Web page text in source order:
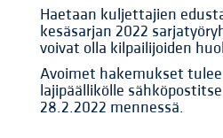
Haetaan kuljettajien
kesäsarjan 2022
voivat olla kilpailijoiden
Avoimet hakemukset
lajipäällikölle sähköpostitse
28.2.2022 mennessä.